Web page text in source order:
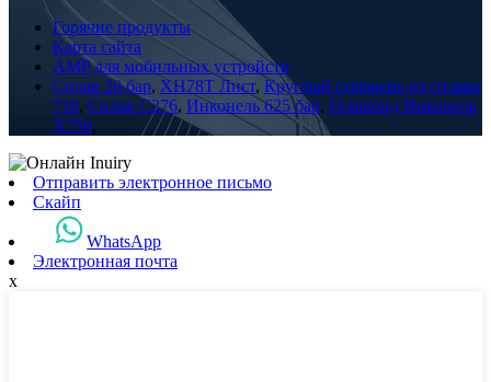
Горячие продукты
Карта сайта
AMP для мобильных устройств
Сплав 20 бар, XH78T Лист, Круглый стержень из сплава
718, Сплав С276, Инконель 625 бар, Геликоид Инконель
X750,
Отправить электронное письмо
Скайп
WhatsApp
Электронная почта
x